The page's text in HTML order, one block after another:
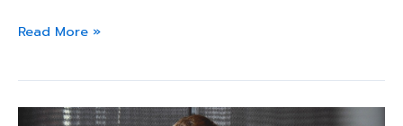
Read More »